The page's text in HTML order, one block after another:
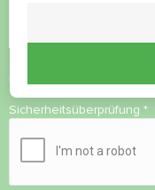
Sicherheitsüberprüfung *